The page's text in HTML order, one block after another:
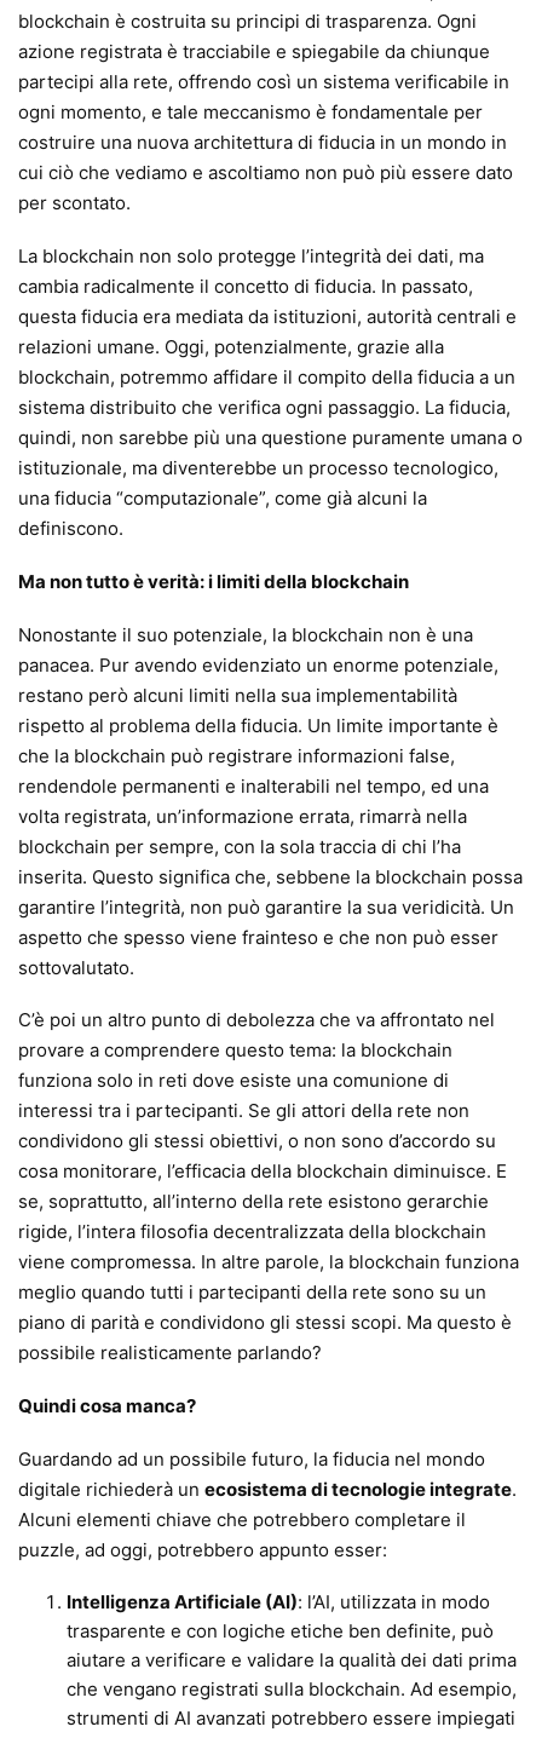
blockchain è costruita su principi di trasparenza. Ogni
azione registrata è tracciabile e spiegabile da chiunque
partecipi alla rete, offrendo così un sistema verificabile in
ogni momento, e tale meccanismo è fondamentale per
costruire una nuova architettura di fiducia in un mondo in
cui ciò che vediamo e ascoltiamo non può più essere dato
per scontato.
La blockchain non solo protegge l’integrità dei dati, ma
cambia radicalmente il concetto di fiducia. In passato,
questa fiducia era mediata da istituzioni, autorità centrali e
relazioni umane. Oggi, potenzialmente, grazie alla
blockchain, potremmo affidare il compito della fiducia a un
sistema distribuito che verifica ogni passaggio. La fiducia,
quindi, non sarebbe più una questione puramente umana o
istituzionale, ma diventerebbe un processo tecnologico,
una fiducia “computazionale”, come già alcuni la
definiscono.
Ma non tutto è verità: i limiti della blockchain
Nonostante il suo potenziale, la blockchain non è una
panacea. Pur avendo evidenziato un enorme potenziale,
restano però alcuni limiti nella sua implementabilità
rispetto al problema della fiducia. Un limite importante è
che la blockchain può registrare informazioni false,
rendendole permanenti e inalterabili nel tempo, ed una
volta registrata, un’informazione errata, rimarrà nella
blockchain per sempre, con la sola traccia di chi l’ha
inserita. Questo significa che, sebbene la blockchain possa
garantire l’integrità, non può garantire la sua veridicità. Un
aspetto che spesso viene frainteso e che non può esser
sottovalutato.
C’è poi un altro punto di debolezza che va affrontato nel
provare a comprendere questo tema: la blockchain
funziona solo in reti dove esiste una comunione di
interessi tra i partecipanti. Se gli attori della rete non
condividono gli stessi obiettivi, o non sono d’accordo su
cosa monitorare, l’efficacia della blockchain diminuisce. E
se, soprattutto, all’interno della rete esistono gerarchie
rigide, l’intera filosofia decentralizzata della blockchain
viene compromessa. In altre parole, la blockchain funziona
meglio quando tutti i partecipanti della rete sono su un
piano di parità e condividono gli stessi scopi. Ma questo è
possibile realisticamente parlando?
Quindi cosa manca?
Guardando ad un possibile futuro, la fiducia nel mondo
digitale richiederà un ecosistema di tecnologie integrate.
Alcuni elementi chiave che potrebbero completare il
puzzle, ad oggi, potrebbero appunto esser:
Intelligenza Artificiale (AI): l’AI, utilizzata in modo
trasparente e con logiche etiche ben definite, può
aiutare a verificare e validare la qualità dei dati prima
che vengano registrati sulla blockchain. Ad esempio,
strumenti di AI avanzati potrebbero essere impiegati